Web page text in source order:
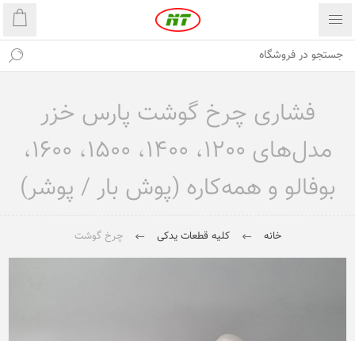
فشاری چرخ گوشت پارس خزر
مدل‌های 1200، 1400، 1500، 1600،
بوفالو و همه‌کاره (پوش بار / پوشر)
خانه کلیه قطعات یدکی چرخ گوشت